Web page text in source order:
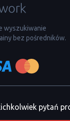
wyszukiwanie
bez pośredników.
pytań